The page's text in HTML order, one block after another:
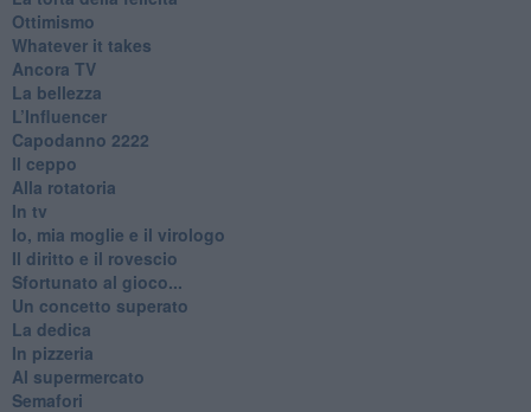
Ottimismo
Whatever it takes
Ancora TV
La bellezza
L’Influencer
​Capodanno 2222
Il ceppo
Alla rotatoria
In tv
Io, mia moglie e il virologo
Il diritto e il rovescio
Sfortunato al gioco...
Un concetto superato
La dedica
In pizzeria
Al supermercato
Semafori